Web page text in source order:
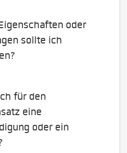
oder
sollte ich
für den
eine
oder ein